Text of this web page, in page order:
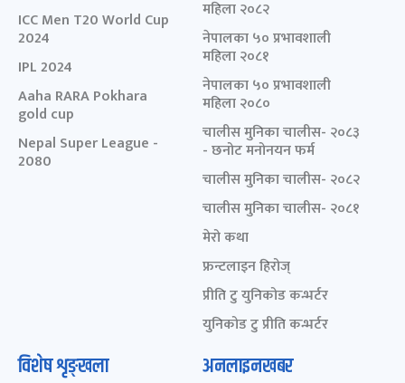
ICC Men T20 World Cup
2024
IPL 2024
Aaha RARA Pokhara
gold cup
Nepal Super League -
2080
महिला २०८२
नेपालका ५० प्रभावशाली
महिला २०८१
नेपालका ५० प्रभावशाली
महिला २०८०
चालीस मुनिका चालीस- २०८३
- छनोट मनोनयन फर्म
चालीस मुनिका चालीस- २०८२
चालीस मुनिका चालीस- २०८१
मेरो कथा
फ्रन्टलाइन हिरोज्
प्रीति टु युनिकोड कन्भर्टर
युनिकोड टु प्रीति कन्भर्टर
विशेष शृङ्खला अनलाइनखबर